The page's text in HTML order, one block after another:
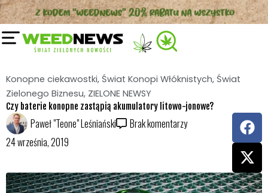
Przejdź
do
treści
Konopne ciekawostki, Świat Konopi Włóknistych, Świat
Zielonego Biznesu, ZIELONE NEWSY
Czy baterie konopne zastąpią akumulatory litowo-jonowe?
Paweł "Teone" Leśniański
Brak komentarzy
24 września, 2019
F
a
c
e
b
X
-
t
w
i